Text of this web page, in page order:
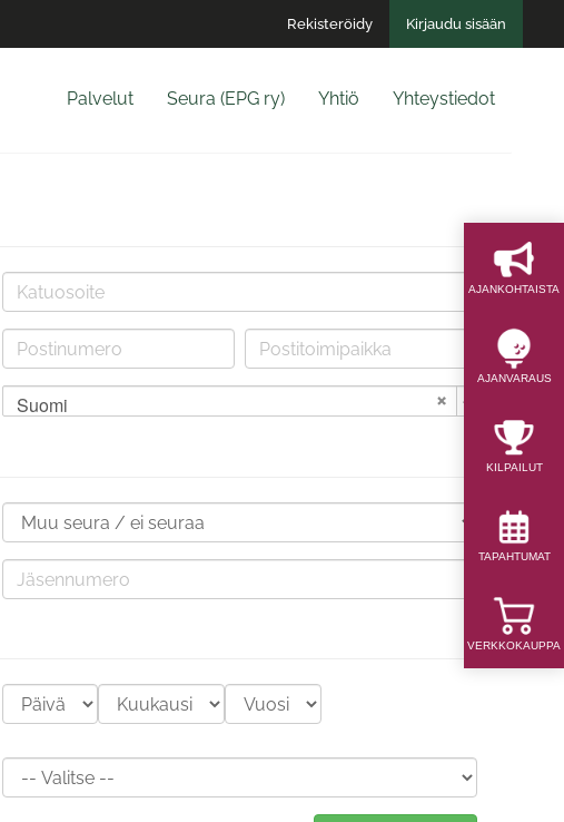
Rekisteröidy Kirjaudu sisään
Yhteystiedot
Yhtiö
Seura (EPG ry)
Palvelut
AJAN­KOHTAISTA
AJAN­VARAUS
KILPAILUT
TAPAHTUMAT
VERKKOKAUPPA
Suomi